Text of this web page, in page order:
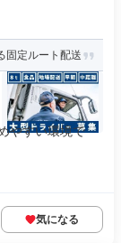
固定ルート配送
やすい環境で
気になる